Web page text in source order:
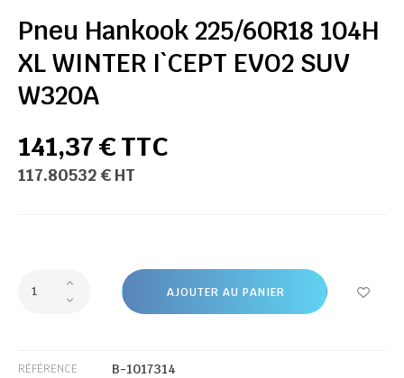
Pneu Hankook 225/60R18 104H
XL WINTER I`CEPT EVO2 SUV
W320A
141,37 € TTC
117.80532 € HT
AJOUTER AU PANIER
RÉFÉRENCE B-1017314